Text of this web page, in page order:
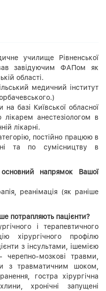
училище Рівненської
завідуючим ФАПом як
області.
медичний інститут
базі Київської обласної
анестезіологом в
лікарні.
постійно працюю в
та по сумісництву в
напрямок Вашої
реанімація (як раніше
потрапляють пацієнти?
і терапевтичного
хірургічного профілю
з інсультами, ішемією
черепно-мозкові травми,
з травматичним шоком,
гостра хірургічна
хронічні запущені